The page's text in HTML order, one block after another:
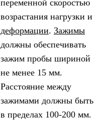
переменной скоростью
возрастания нагрузки и
деформации. Зажимы
должны обеспечивать
зажим пробы шириной
не менее 15 мм.
Расстояние между
зажимами должны быть
в пределах 100-200 мм.